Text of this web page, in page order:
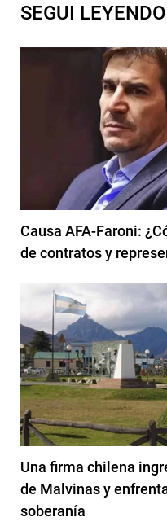
SEGUI LEYENDO
Causa AFA-Faroni:
de contratos y
Una firma chilena
de Malvinas y
soberanía